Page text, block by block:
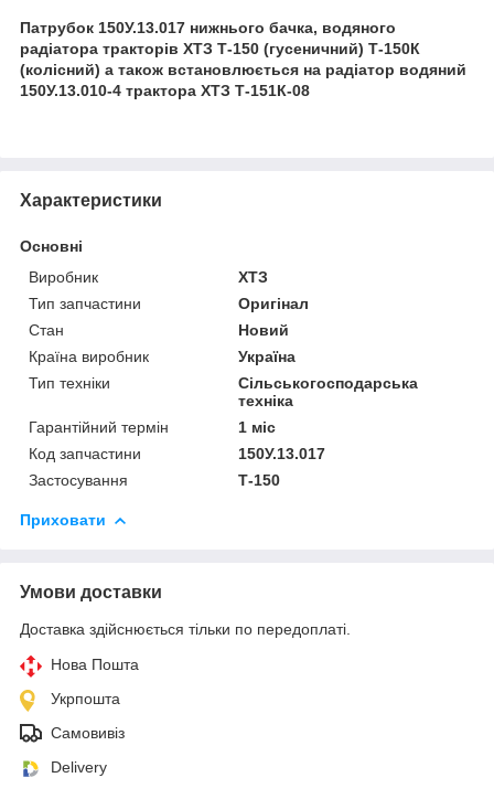
Патрубок 150У.13.017 нижнього бачка, водяного
радіатора тракторів ХТЗ Т-150 (гусеничний) Т-150К
(колісний) а також встановлюється на радіатор водяний
150У.13.010-4 трактора ХТЗ Т-151К-08
Характеристики
Основні
Виробник
ХТЗ
Тип запчастини
Оригінал
Стан
Новий
Країна виробник
Україна
Тип техніки
Сільськогосподарська
техніка
Гарантійний термін
1 міс
Код запчастини
150У.13.017
Застосування
Т-150
Приховати
Умови доставки
Доставка здійснюється тільки по передоплаті.
Нова Пошта
Укрпошта
Самовивіз
Delivery